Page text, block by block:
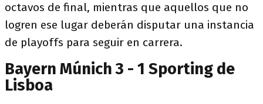
octavos de final, mientras que aquellos que no
logren ese lugar deberán disputar una instancia
de playoffs para seguir en carrera.
Bayern Múnich 3 - 1 Sporting de
Lisboa